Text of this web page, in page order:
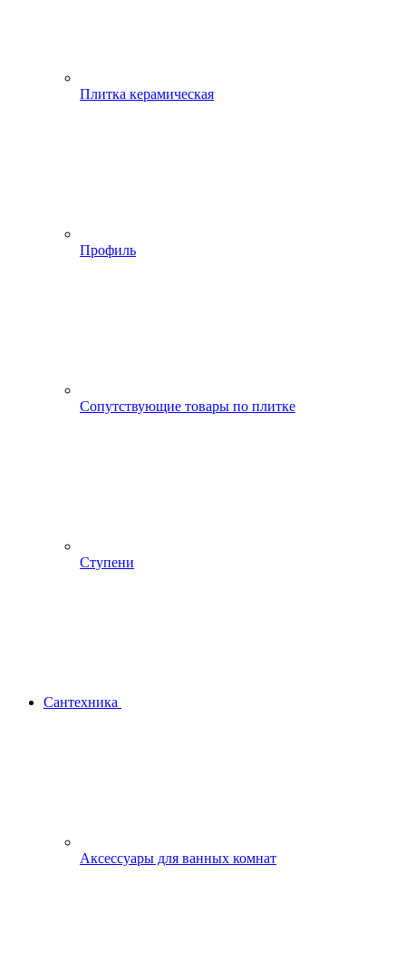
Плитка керамическая
Профиль
Сопутствующие товары по плитке
Ступени
Сантехника
Аксессуары для ванных комнат